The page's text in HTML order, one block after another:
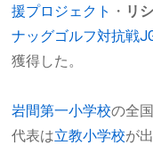
援プロジェクト ・ リ
ナッグゴルフ対抗戦
獲得した。
岩間第一小学校の全
代表は立教小学校が